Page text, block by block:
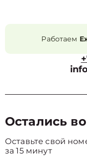
Работаем
Остались
Оставьте свой
за 15 минут